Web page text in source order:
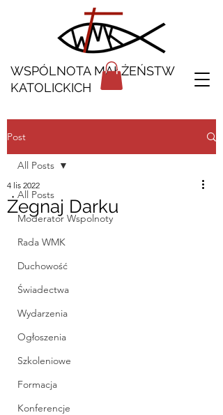
WSPÓLNOTA MAŁŻEŃSTW
KATOLICKICH
Post
All Posts
Moderator Wspolnoty
Rada WMK
Duchowość
Świadectwa
Wydarzenia
Ogłoszenia
Szkoleniowe
Formacja
Konferencje
All Posts
Żegnaj Darku
4 lis 2022